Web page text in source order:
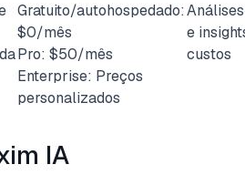
Gratuito/autohospedado:
$0/mês
Pro: $50/mês
Enterprise: Preços
personalizados
e
custos
IA